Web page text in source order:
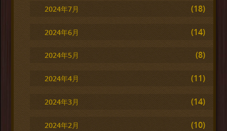
2024年7月 (18)
2024年6月 (14)
2024年5月 (8)
2024年4月 (11)
2024年3月 (14)
2024年2月 (10)